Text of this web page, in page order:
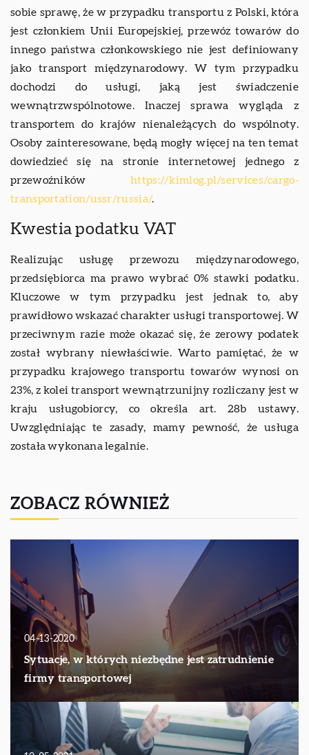
sobie sprawę, że w przypadku transportu z Polski, która
jest członkiem Unii Europejskiej, przewóz towarów do
innego państwa członkowskiego nie jest definiowany
jako transport międzynarodowy. W tym przypadku
dochodzi do usługi, jaką jest świadczenie
wewnątrzwspólnotowe. Inaczej sprawa wygląda z
transportem do krajów nienależących do wspólnoty.
Osoby zainteresowane, będą mogły więcej na ten temat
dowiedzieć się na stronie internetowej jednego z
przewoźnikówhttps://kimlog.pl/services/cargo-
transportation/ussr/russia/.
Kwestia podatku VAT
Realizując usługę przewozu międzynarodowego,
przedsiębiorca ma prawo wybrać 0% stawki podatku.
Kluczowe w tym przypadku jest jednak to, aby
prawidłowo wskazać charakter usługi transportowej. W
przeciwnym razie może okazać się, że zerowy podatek
został wybrany niewłaściwie. Warto pamiętać, że w
przypadku krajowego transportu towarów wynosi on
23%, z kolei transport wewnątrzunijny rozliczany jest w
kraju usługobiorcy, co określa art. 28b ustawy.
Uwzględniając te zasady, mamy pewność, że usługa
została wykonana legalnie.
ZOBACZ RÓWNIEŻ
04-13-2020
Sytuacje, w których niezbędne jest zatrudnienie
firmy transportowej